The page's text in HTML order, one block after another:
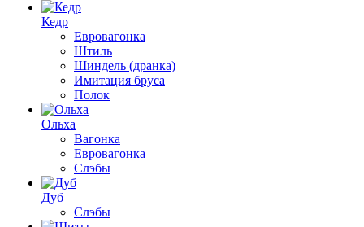
Кедр
Евровагонка
Штиль
Шиндель (дранка)
Имитация бруса
Полок
Ольха
Вагонка
Евровагонка
Слэбы
Дуб
Слэбы